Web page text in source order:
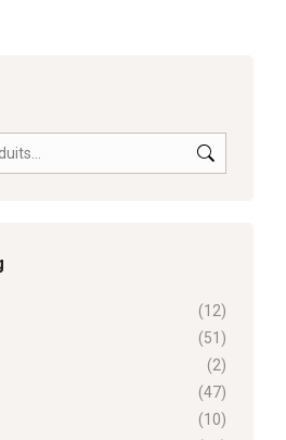
(12)
(51)
(2)
(47)
(10)